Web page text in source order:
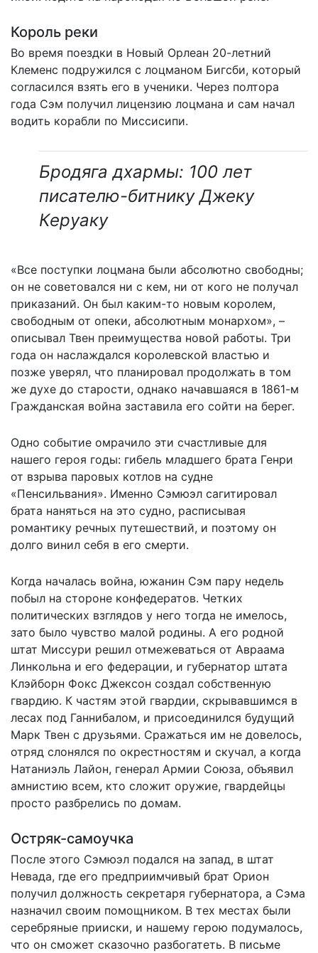
Король реки
Во время поездки в Новый Орлеан 20-летний
Клеменс подружился с лоцманом Бигсби, который
согласился взять его в ученики. Через полтора
года Сэм получил лицензию лоцмана и сам начал
водить корабли по Миссисипи.
Бродяга дхармы: 100 лет
писателю-битнику Джеку
Керуаку
«Все поступки лоцмана были абсолютно свободны;
он не советовался ни с кем, ни от кого не получал
приказаний. Он был каким-то новым королем,
свободным от опеки, абсолютным монархом», –
описывал Твен преимущества новой работы. Три
года он наслаждался королевской властью и
позже уверял, что планировал продолжать в том
же духе до старости, однако начавшаяся в 1861-м
Гражданская война заставила его сойти на берег.
Одно событие омрачило эти счастливые для
нашего героя годы: гибель младшего брата Генри
от взрыва паровых котлов на судне
«Пенсильвания». Именно Сэмюэл сагитировал
брата наняться на это судно, расписывая
романтику речных путешествий, и поэтому он
долго винил себя в его смерти.
Когда началась война, южанин Сэм пару недель
побыл на стороне конфедератов. Четких
политических взглядов у него тогда не имелось,
зато было чувство малой родины. А его родной
штат Миссури решил отмежеваться от Авраама
Линкольна и его федерации, и губернатор штата
Клэйборн Фокс Джексон создал собственную
гвардию. К частям этой гвардии, скрывавшимся в
лесах под Ганнибалом, и присоединился будущий
Марк Твен с друзьями. Сражаться им не довелось,
отряд слонялся по окрестностям и скучал, а когда
Натаниэль Лайон, генерал Армии Союза, объявил
амнистию всем, кто сложит оружие, гвардейцы
просто разбрелись по домам.
Остряк-самоучка
После этого Сэмюэл подался на запад, в штат
Невада, где его предприимчивый брат Орион
получил должность секретаря губернатора, а Сэма
назначил своим помощником. В тех местах были
серебряные прииски, и нашему герою подумалось,
что он сможет сказочно разбогатеть. В письме